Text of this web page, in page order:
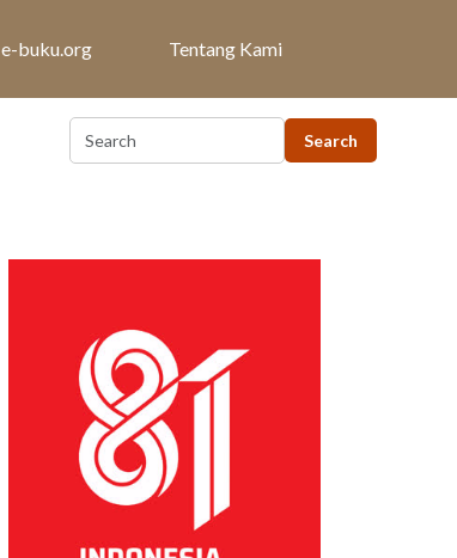
e-buku.org Tentang Kami